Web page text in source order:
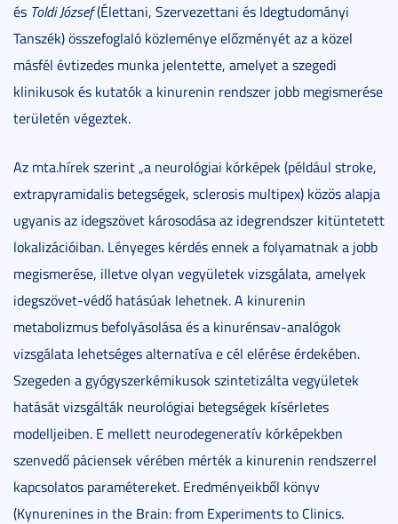
és Toldi József(Élettani, Szervezettani és Idegtudományi
Tanszék) összefoglaló közleménye előzményét az a közel
másfél évtizedes munka jelentette, amelyet a szegedi
klinikusok és kutatók a kinurenin rendszer jobb megismerése
területén végeztek.
Az mta.hírek szerint „a neurológiai kórképek (például stroke,
extrapyramidalis betegségek, sclerosis multipex) közös alapja
ugyanis az idegszövet károsodása az idegrendszer kitüntetett
lokalizációiban. Lényeges kérdés ennek a folyamatnak a jobb
megismerése, illetve olyan vegyületek vizsgálata, amelyek
idegszövet-védő hatásúak lehetnek. A kinurenin
metabolizmus befolyásolása és a kinurénsav-analógok
vizsgálata lehetséges alternatíva e cél elérése érdekében.
Szegeden a gyógyszerkémikusok szintetizálta vegyületek
hatását vizsgálták neurológiai betegségek kísérletes
modelljeiben. E mellett neurodegeneratív kórképekben
szenvedő páciensek vérében mérték a kinurenin rendszerrel
kapcsolatos paramétereket. Eredményeikből könyv
(Kynurenines in the Brain: from Experiments to Clinics.